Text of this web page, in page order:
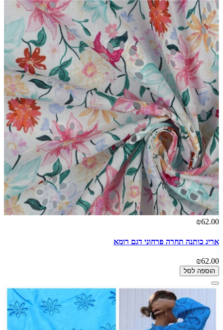
₪62.00
אריג כותנה תחרה פרחוני דגם רומא
₪62.00
הוספה לסל